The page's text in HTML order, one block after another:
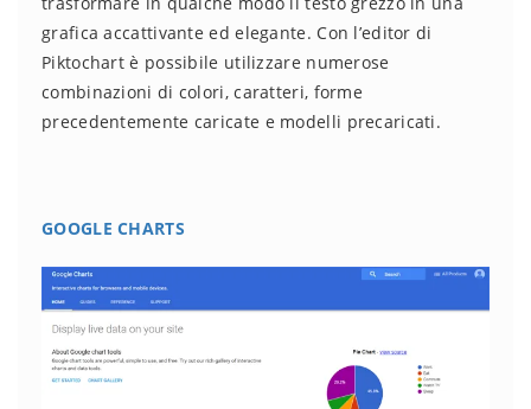
grafica accattivante ed elegante. Con l’editor di
Piktochart è possibile utilizzare numerose
combinazioni di colori, caratteri, forme
precedentemente caricate e modelli precaricati.
GOOGLE CHARTS